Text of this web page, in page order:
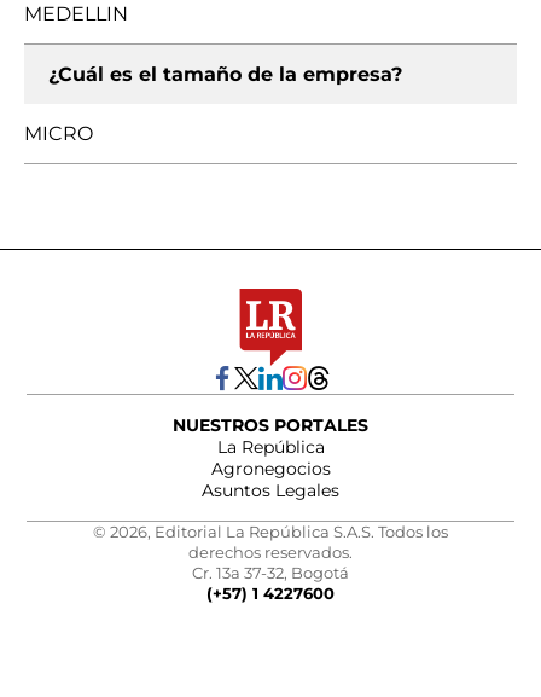
MEDELLIN
¿Cuál es el tamaño de la empresa?
MICRO
NUESTROS PORTALES
La República
Agronegocios
Asuntos Legales
© 2026, Editorial La República S.A.S. Todos los
derechos reservados.
Cr. 13a 37-32, Bogotá
(+57) 1 4227600